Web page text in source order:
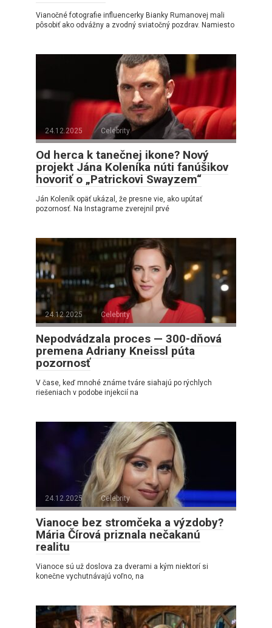
Vianočné fotografie influencerky Bianky Rumanovej mali
pôsobiť ako odvážny a zvodný sviatočný pozdrav. Namiesto
24.12.2025 Celebrity
Od herca k tanečnej ikone? Nový
projekt Jána Koleníka núti fanúšikov
hovoriť o „Patrickovi Swayzem“
Ján Koleník opäť ukázal, že presne vie, ako upútať
pozornosť. Na Instagrame zverejnil prvé
24.12.2025 Celebrity
Nepodvádzala proces — 300-dňová
premena Adriany Kneissl púta
pozornosť
V čase, keď mnohé známe tváre siahajú po rýchlych
riešeniach v podobe injekcií na
24.12.2025 Celebrity
Vianoce bez stromčeka a výzdoby?
Mária Čírová priznala nečakanú
realitu
Vianoce sú už doslova za dverami a kým niektorí si
konečne vychutnávajú voľno, na